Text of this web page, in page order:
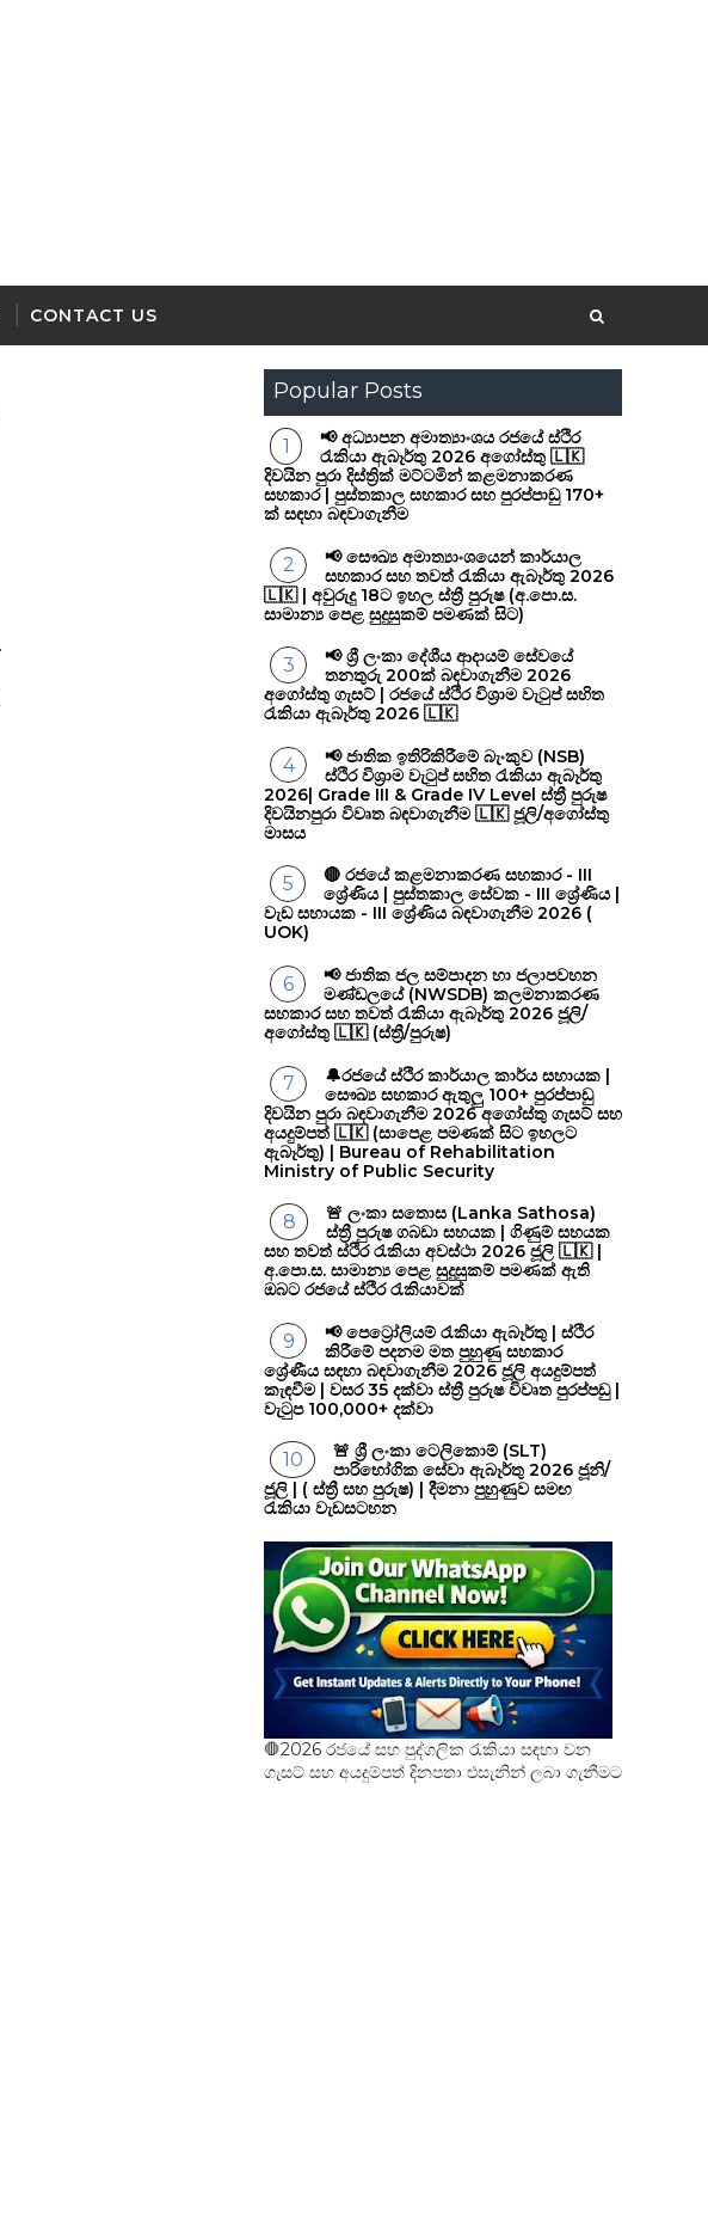
CONTACT US
Popular Posts
📢 අධ්‍යාපන අමාත්‍යාංශය රජයේ ස්ථිර
රැකියා ඇබෑර්තු 2026 අගෝස්තු 🇱🇰
දිවයින පුරා දිස්ත්‍රික් මට්ටමින් කළමනාකරණ
සහකාර | පුස්තකාල සහකාර සහ පුරප්පාඩු 170+
ක් සඳහා බඳවාගැනීම
📢 සෞඛ්‍ය අමාත්‍යාංශයෙන් කාර්යාල
සහකාර සහ තවත් රැකියා ඇබෑර්තු 2026
🇱🇰 | අවුරුදු 18ට ඉහල ස්ත්‍රී පුරුෂ (අ.පො.ස.
සාමාන්‍ය පෙළ සුදුසුකම් පමණක් සිට)
📢 ශ්‍රී ලංකා දේශීය ආදායම් සේවයේ
තනතුරු 200ක් බඳවාගැනීම 2026
අගෝස්තු ගැසට් | රජයේ ස්ථිර විශ්‍රාම වැටුප් සහිත
රැකියා ඇබෑර්තු 2026 🇱🇰
📢 ජාතික ඉතිරිකිරීමේ බැංකුව (NSB)
ස්ථිර විශ්‍රාම වැටුප් සහිත රැකියා ඇබෑර්තු
2026| Grade III & Grade IV Level ස්ත්‍රී පුරුෂ
දිවයිනපුරා විවෘත බඳවාගැනීම 🇱🇰 ජූලි/අගෝස්තු
මාසය
🔴 රජයේ කළමනාකරණ සහකාර - III
ශ්‍රේණිය | පුස්තකාල සේවක - III ශ්‍රේණිය |
වැඩ සහායක - III ශ්‍රේණිය බඳවාගැනීම 2026 (
UOK)
📢 ජාතික ජල සම්පාදන හා ජලාපවහන
මණ්ඩලයේ (NWSDB) කලමනාකරණ
සහකාර සහ තවත් රැකියා ඇබෑර්තු 2026 ජූලි/
අගෝස්තු 🇱🇰 (ස්ත්‍රී/පුරුෂ)
🔔රජයේ ස්ථිර කාර්යාල කාර්ය සහායක |
සෞඛ්‍ය සහකාර ඇතුලු 100+ පුරප්පාඩු
දිවයින පුරා බඳවාගැනීම 2026 අගෝස්තු ගැසට් සහ
අයදුම්පත් 🇱🇰 (සාපෙළ පමණක් සිට ඉහලට
ඇබෑර්තු) | Bureau of Rehabilitation
Ministry of Public Security
🚨 ලංකා සතොස (Lanka Sathosa)
ස්ත්‍රී පුරුෂ ගබඩා සහයක | ගිණුම් සහයක
සහ තවත් ස්ථිර රැකියා අවස්ථා 2026 ජූලි 🇱🇰 |
අ.පො.ස. සාමාන්‍ය පෙළ සුදුසුකම් පමණක් ඇති
ඔබට රජයේ ස්ථිර රැකියාවක්
📢 පෙට්‍රෝලියම් රැකියා ඇබෑර්තු | ස්ථිර
කිරීමේ පදනම මත පුහුණු සහකාර
ශ්‍රේණීය සඳහා බඳවාගැනීම 2026 ජූලි අයදුම්පත්
කැඳවීම | වසර 35 දක්වා ස්ත්‍රී පුරුෂ විවෘත පුරප්පඩු |
වැටුප 100,000+ දක්වා
🚨 ශ්‍රී ලංකා ටෙලිකොම් (SLT)
පාරිභෝගික සේවා ඇබෑර්තු 2026 ජූනි/
ජූලි | ( ස්ත්‍රී සහ පුරුෂ) | දීමනා පුහුණුව සමඟ
රැකියා වැඩසටහන
🛑2026 රජයේ සහ පුද්ගලික රැකියා සඳහා වන
ගැසට් සහ අයදුම්පත් දිනපතා එසැනින් ලබා ගැනීමට